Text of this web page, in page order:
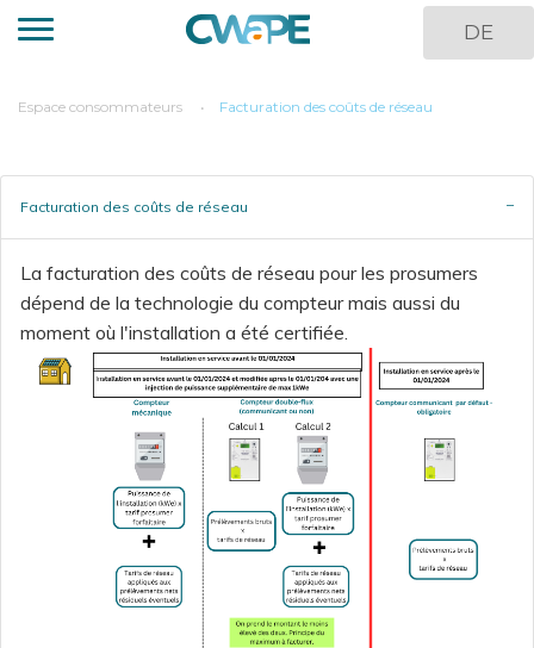
Skip
content
DE
You
here
Espace consommateurs Facturation des coûts de réseau
Facturation des coûts de réseau
La facturation des coûts de réseau pour les prosumers
dépend de la technologie du compteur mais aussi du
moment où l'installation a été certifiée.
Image